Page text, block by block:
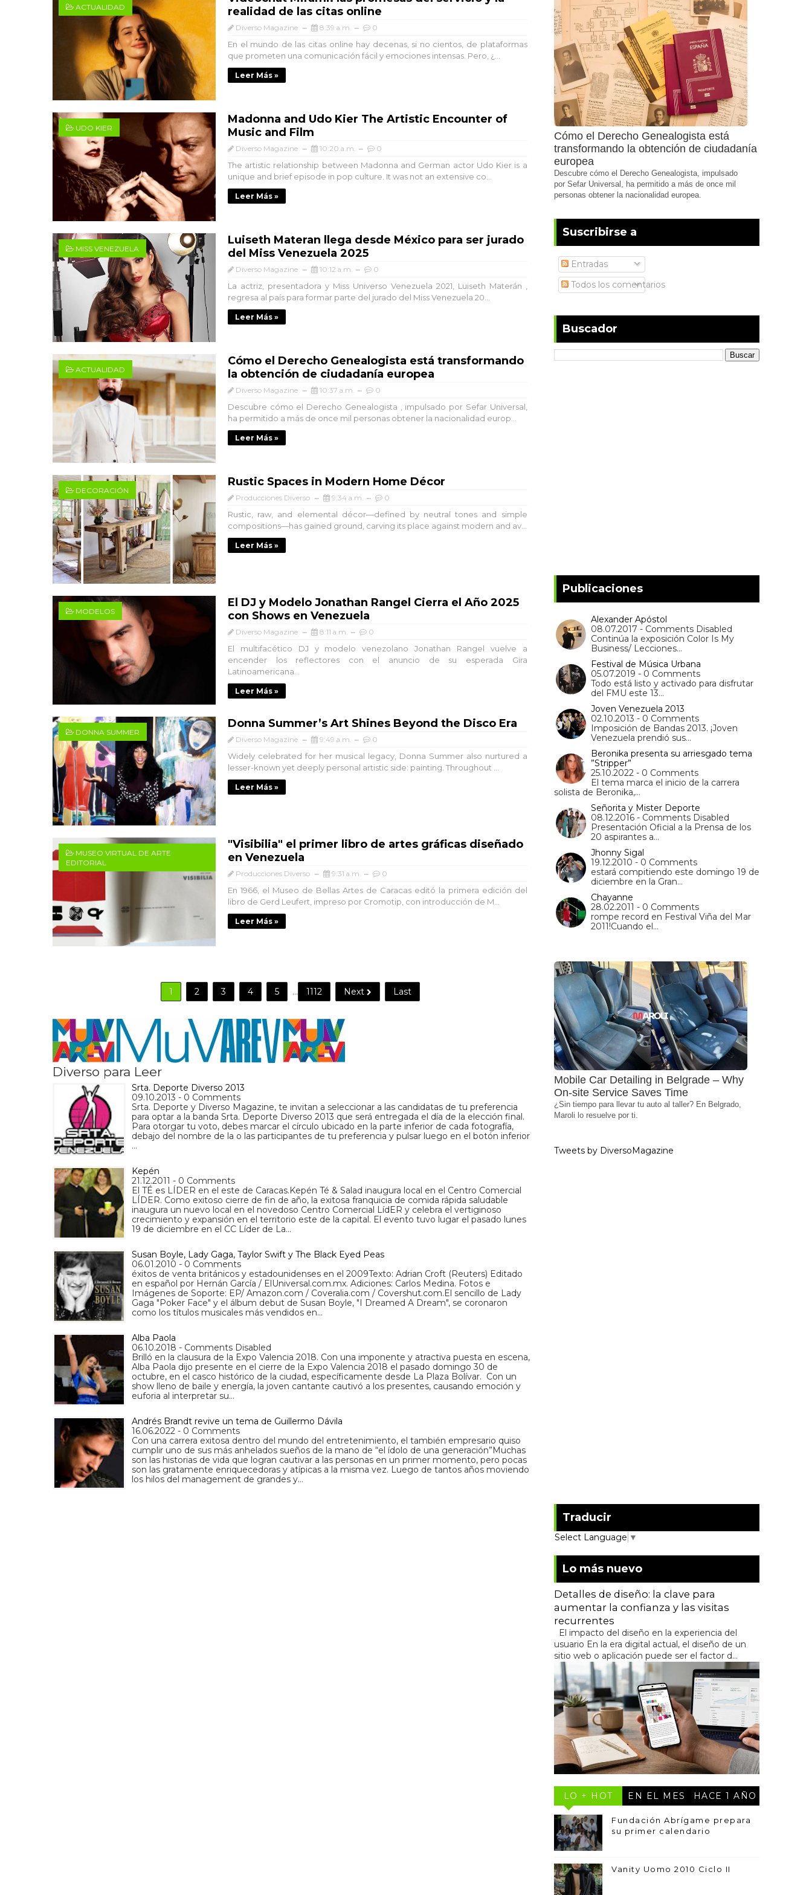
ACTUALIDAD
realidad de las citas online
Diverso Magazine 8:39 a.m. 0
En el mundo de las citas online hay decenas, si no cientos, de plataformas
que prometen una comunicación fácil y emociones intensas. Pero, ¿...
Leer Más »
UDO KIER
Madonna and Udo Kier The Artistic Encounter of
Music and Film
Diverso Magazine 10:20 a.m. 0
The artistic relationship between Madonna and German actor Udo Kier is a
unique and brief episode in pop culture. It was not an extensive co...
Leer Más »
MISS VENEZUELA
Luiseth Materan llega desde México para ser jurado
del Miss Venezuela 2025
Diverso Magazine 10:12 a.m. 0
La actriz, presentadora y Miss Universo Venezuela 2021, Luiseth Materán ,
regresa al país para formar parte del jurado del Miss Venezuela 20...
Leer Más »
ACTUALIDAD
Cómo el Derecho Genealogista está transformando
la obtención de ciudadanía europea
Diverso Magazine 10:37 a.m. 0
Descubre cómo el Derecho Genealogista , impulsado por Sefar Universal,
ha permitido a más de once mil personas obtener la nacionalidad europ...
Leer Más »
DECORACIÓN
Rustic Spaces in Modern Home Décor
Producciones Diverso 9:34 a.m. 0
Rustic, raw, and elemental décor—defined by neutral tones and simple
compositions—has gained ground, carving its place against modern and av...
Leer Más »
MODELOS
El DJ y Modelo Jonathan Rangel Cierra el Año 2025
con Shows en Venezuela
Diverso Magazine 8:11 a.m. 0
El multifacético DJ y modelo venezolano Jonathan Rangel vuelve a
encender los reflectores con el anuncio de su esperada Gira
Latinoamericana...
Leer Más »
DONNA SUMMER
Donna Summer’s Art Shines Beyond the Disco Era
Diverso Magazine 9:49 a.m. 0
Widely celebrated for her musical legacy, Donna Summer also nurtured a
lesser-known yet deeply personal artistic side: painting. Throughout ...
Leer Más »
MUSEO VIRTUAL DE ARTE
EDITORIAL
"Visibilia" el primer libro de artes gráficas diseñado
en Venezuela
Producciones Diverso 9:31 a.m. 0
En 1966, el Museo de Bellas Artes de Caracas editó la primera edición del
libro de Gerd Leufert, impreso por Cromotip, con introducción de M...
Leer Más »
1 2 3 4 5 ... 1112 Next Last
Diverso para Leer
Srta. Deporte Diverso 2013
09.10.2013 - 0 Comments
Srta. Deporte y Diverso Magazine, te invitan a seleccionar a las candidatas de tu preferencia
para optar a la banda Srta. Deporte Diverso 2013 que será entregada el día de la elección final.
Para otorgar tu voto, debes marcar el círculo ubicado en la parte inferior de cada fotografía,
debajo del nombre de la o las participantes de tu preferencia y pulsar luego en el botón inferior
…
Kepén
21.12.2011 - 0 Comments
El TÉ es LÍDER en el este de Caracas.Kepén Té & Salad inaugura local en el Centro Comercial
LÍDER. Como exitoso cierre de fin de año, la exitosa franquicia de comida rápida saludable
inaugura un nuevo local en el novedoso Centro Comercial LídER y celebra el vertiginoso
crecimiento y expansión en el territorio este de la capital. El evento tuvo lugar el pasado lunes
19 de diciembre en el CC Líder de La…
Susan Boyle, Lady Gaga, Taylor Swift y The Black Eyed Peas
06.01.2010 - 0 Comments
éxitos de venta británicos y estadounidenses en el 2009Texto: Adrian Croft (Reuters) Editado
en español por Hernán García / ElUniversal.com.mx. Adiciones: Carlos Medina. Fotos e
Imágenes de Soporte: EP/ Amazon.com / Coveralia.com / Covershut.com.El sencillo de Lady
Gaga "Poker Face" y el álbum debut de Susan Boyle, "I Dreamed A Dream", se coronaron
como los títulos musicales más vendidos en…
Alba Paola
06.10.2018 - Comments Disabled
Brilló en la clausura de la Expo Valencia 2018. Con una imponente y atractiva puesta en escena,
Alba Paola dijo presente en el cierre de la Expo Valencia 2018 el pasado domingo 30 de
octubre, en el casco histórico de la ciudad, específicamente desde La Plaza Bolívar. Con un
show lleno de baile y energía, la joven cantante cautivó a los presentes, causando emoción y
euforia al interpretar su…
Andrés Brandt revive un tema de Guillermo Dávila
16.06.2022 - 0 Comments
Con una carrera exitosa dentro del mundo del entretenimiento, el también empresario quiso
cumplir uno de sus más anhelados sueños de la mano de “el ídolo de una generación”Muchas
son las historias de vida que logran cautivar a las personas en un primer momento, pero pocas
son las gratamente enriquecedoras y atípicas a la misma vez. Luego de tantos años moviendo
los hilos del management de grandes y…
Cómo el Derecho Genealogista está
transformando la obtención de ciudadanía
europea
Descubre cómo el Derecho Genealogista, impulsado
por Sefar Universal, ha permitido a más de once mil
personas obtener la nacionalidad europea.
Suscribirse a
Entradas
Todos los comentarios
Buscador
Publicaciones
Alexander Apóstol
08.07.2017 - Comments Disabled
Continúa la exposición Color Is My
Business/ Lecciones…
Festival de Música Urbana
05.07.2019 - 0 Comments
Todo está listo y activado para disfrutar
del FMU este 13…
Joven Venezuela 2013
02.10.2013 - 0 Comments
Imposición de Bandas 2013. ¡Joven
Venezuela prendió sus…
Beronika presenta su arriesgado tema
”Stripper”
25.10.2022 - 0 Comments
El tema marca el inicio de la carrera
solista de Beronika,…
Señorita y Mister Deporte
08.12.2016 - Comments Disabled
Presentación Oficial a la Prensa de los
20 aspirantes a…
Jhonny Sigal
19.12.2010 - 0 Comments
estará compitiendo este domingo 19 de
diciembre en la Gran…
Chayanne
28.02.2011 - 0 Comments
rompe record en Festival Viña del Mar
2011!Cuando el…
Mobile Car Detailing in Belgrade – Why
On-site Service Saves Time
¿Sin tiempo para llevar tu auto al taller? En Belgrado,
Maroli lo resuelve por ti.
Tweets by DiversoMagazine
Traducir
Select Language ▼
Lo más nuevo
Detalles de diseño: la clave para
aumentar la confianza y las visitas
recurrentes
El impacto del diseño en la experiencia del
usuario En la era digital actual, el diseño de un
sitio web o aplicación puede ser el factor d...
LO + HOT EN EL MES HACE 1 AÑO
Fundación Abrígame prepara
su primer calendario
Vanity Uomo 2010 Ciclo II